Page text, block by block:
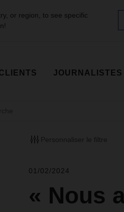
or region, to see specific
JOURNALISTES
Personnaliser le filtre
01/02/2024
« Nous